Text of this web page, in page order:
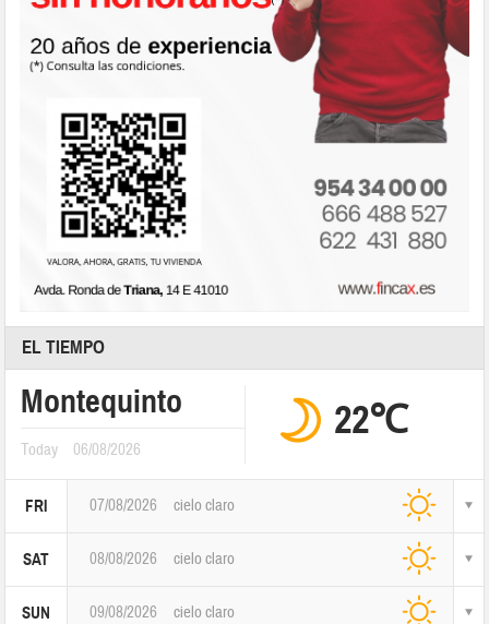
EL TIEMPO
Montequinto
Today 06/08/2026
22℃
FRI 07/08/2026 cielo claro
SAT 08/08/2026 cielo claro
SUN 09/08/2026 cielo claro